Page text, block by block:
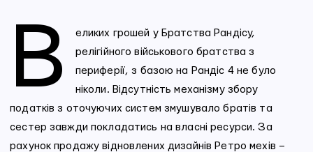
В
еликих грошей у Братства Рандісу,
релігійного військового братства з
периферії, з базою на Рандіс 4 не було
ніколи. Відсутність механізму збору
податків з оточуючих систем змушувало братів та
сестер завжди покладатись на власні ресурси. За
рахунок продажу відновлених дизайнів Ретро мехів –